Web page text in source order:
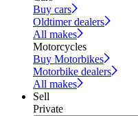
Buy cars
Oldtimer dealers
All makes
Motorcycles
Buy Motorbikes
Motorbike dealers
All makes
Sell
Private